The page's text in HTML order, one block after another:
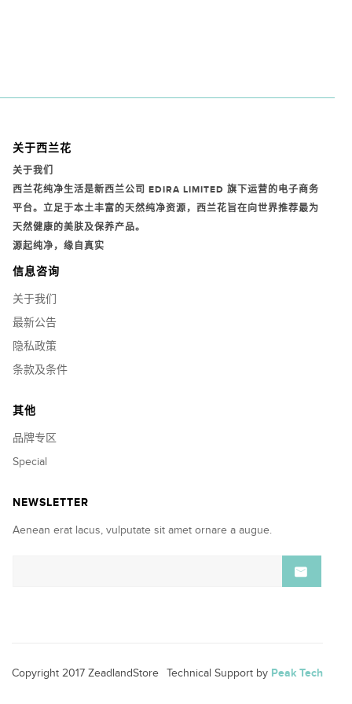
关于西兰花
关于我们
西兰花纯净生活是新西兰公司 EDIRA LIMITED 旗下运营的电子商务
平台。立足于本土丰富的天然纯净资源，西兰花旨在向世界推荐最为
天然健康的美肤及保养产品。
源起纯净，缘自真实
信息咨询
关于我们
最新公告
隐私政策
条款及条件
其他
品牌专区
Special
NEWSLETTER
Aenean erat lacus, vulputate sit amet ornare a augue.
Copyright 2017 ZeadlandStore Technical Support by Peak Tech